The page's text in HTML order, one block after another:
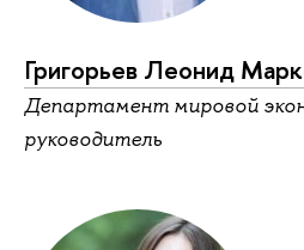
Григорьев Леонид
Департамент мировой
руководитель